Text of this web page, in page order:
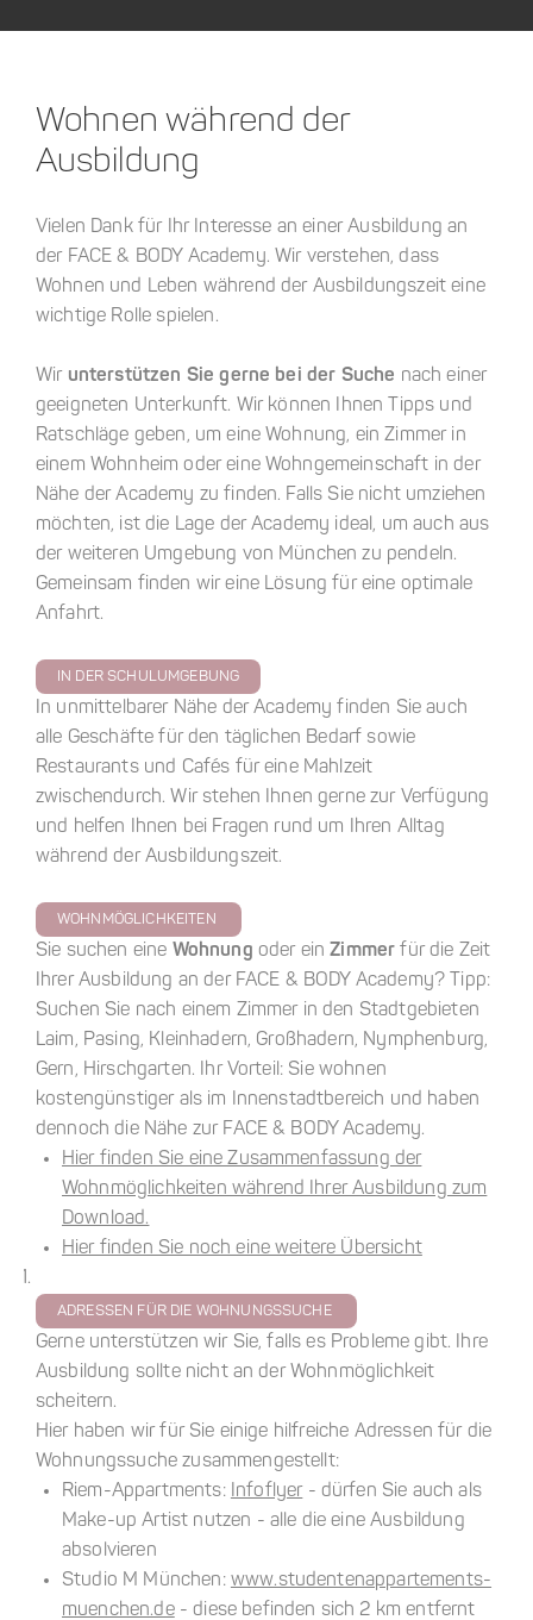
Wohnen während der
Ausbildung
Vielen Dank für Ihr Interesse an einer Ausbildung an
der FACE & BODY Academy. Wir verstehen, dass
Wohnen und Leben während der Ausbildungszeit eine
wichtige Rolle spielen.
Wir unterstützen Sie gerne bei der Suche nach einer
geeigneten Unterkunft. Wir können Ihnen Tipps und
Ratschläge geben, um eine Wohnung, ein Zimmer in
einem Wohnheim oder eine Wohngemeinschaft in der
Nähe der Academy zu finden. Falls Sie nicht umziehen
möchten, ist die Lage der Academy ideal, um auch aus
der weiteren Umgebung von München zu pendeln.
Gemeinsam finden wir eine Lösung für eine optimale
Anfahrt.
IN DER SCHULUMGEBUNG
In unmittelbarer Nähe der Academy finden Sie auch
alle Geschäfte für den täglichen Bedarf sowie
Restaurants und Cafés für eine Mahlzeit
zwischendurch. Wir stehen Ihnen gerne zur Verfügung
und helfen Ihnen bei Fragen rund um Ihren Alltag
während der Ausbildungszeit.
WOHNMÖGLICHKEITEN
Sie suchen eine Wohnung oder einZimmer für die Zeit
Ihrer Ausbildung an der FACE & BODY Academy? Tipp:
Suchen Sie nach einem Zimmer in den Stadtgebieten
Laim, Pasing, Kleinhadern, Großhadern, Nymphenburg,
Gern, Hirschgarten. Ihr Vorteil: Sie wohnen
kostengünstiger als im Innenstadtbereich und haben
dennoch die Nähe zur FACE & BODY Academy.
Hier finden Sie eine Zusammenfassung der
Wohnmöglichkeiten während Ihrer Ausbildung zum
Download.
Hier finden Sie noch eine weitere Übersicht
ADRESSEN FÜR DIE WOHNUNGSSUCHE
Gerne unterstützen wir Sie, falls es Probleme gibt. Ihre
Ausbildung sollte nicht an der Wohnmöglichkeit
scheitern.
Hier haben wir für Sie einige hilfreiche Adressen für die
Wohnungssuche zusammengestellt:
Riem-Appartments: Infoflyer- dürfen Sie auch als
Make-up Artist nutzen - alle die eine Ausbildung
absolvieren
Studio M München: www.studentenappartements-
muenchen.de- diese befinden sich 2 km entfernt